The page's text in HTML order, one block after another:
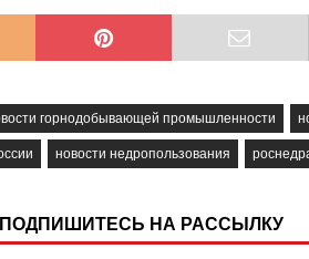
горнодобывающей промышленности
новости недропользования
НА РАССЫЛКУ